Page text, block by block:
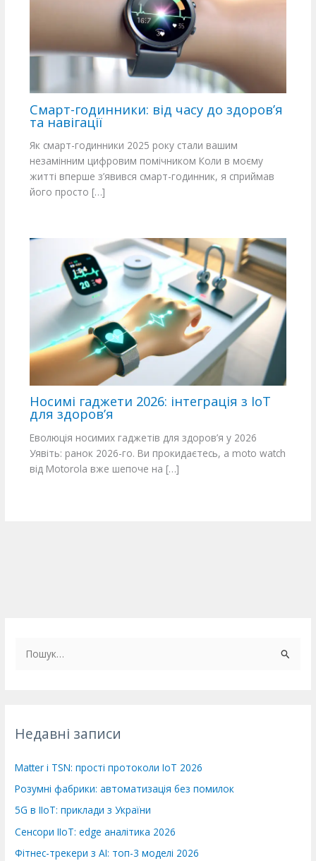
Смарт-годинники: від часу до здоров’я
та навігації
Як смарт-годинники 2025 року стали вашим
незамінним цифровим помічником Коли в моєму
житті вперше з’явився смарт-годинник, я сприймав
його просто […]
Носимі гаджети 2026: інтеграція з IoT
для здоров’я
Еволюція носимих гаджетів для здоров’я у 2026
Уявіть: ранок 2026-го. Ви прокидаєтесь, а moto watch
від Motorola вже шепоче на […]
иНедавні записи
Matter і TSN: прості протоколи IoT 2026
Розумні фабрики: автоматизація без помилок
5G в IIoT: приклади з України
Сенсори IIoT: edge аналітика 2026
Фітнес-трекери з AI: топ-3 моделі 2026